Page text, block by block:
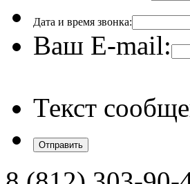
Дата и время звонка:
Ваш E-mail:
Текст